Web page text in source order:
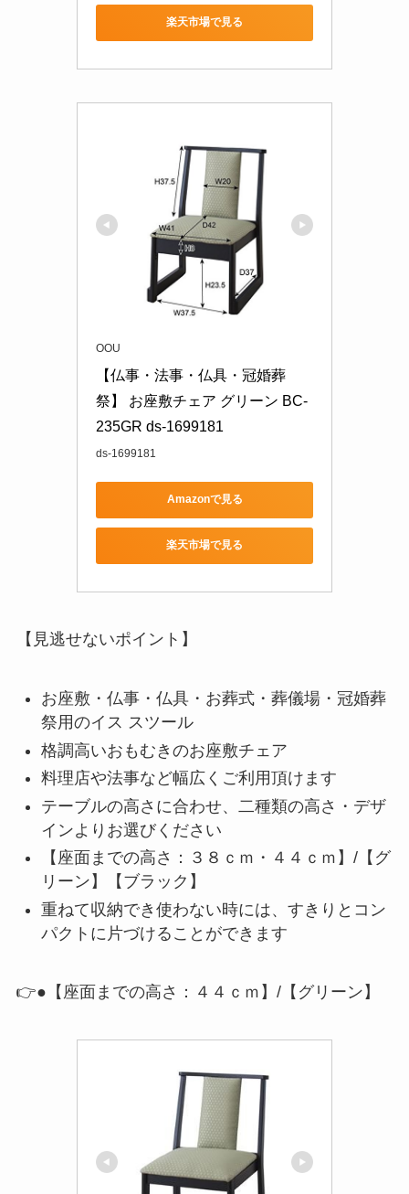
楽天市場で見る
OOU
【仏事・法事・仏具・冠婚葬
祭】 お座敷チェア グリーン BC-
235GR ds-1699181
ds-1699181
Amazonで見る
楽天市場で見る
【見逃せないポイント】
お座敷・仏事・仏具・お葬式・葬儀場・冠婚葬
祭用のイス スツール
格調高いおもむきのお座敷チェア
料理店や法事など幅広くご利用頂けます
テーブルの高さに合わせ、二種類の高さ・デザ
インよりお選びください
【座面までの高さ：３８ｃｍ・４４ｃｍ】/【グ
リーン】【ブラック】
重ねて収納でき使わない時には、すきりとコン
パクトに片づけることができます
👉●【座面までの高さ：４４ｃｍ】/【グリーン】